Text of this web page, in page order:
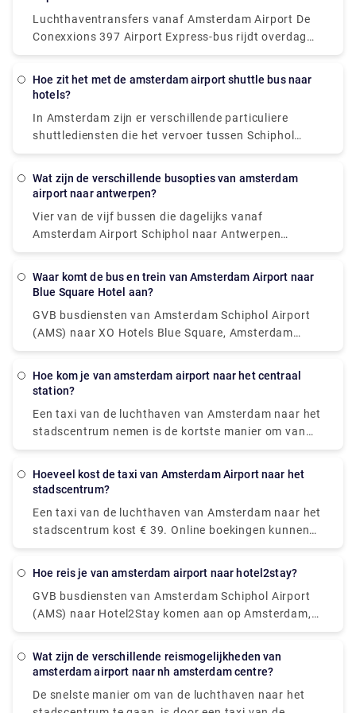
taxi's zijn ook toegankelijk voor mensen die liever
met de auto gaan.
Luchthaventransfers vanaf Amsterdam Airport De
Conexxions 397 Airport Express-bus rijdt overdag
van Amsterdam Airport naar het stadscentrum en
Hoe zit het met de amsterdam airport shuttle bus naar
hotels?
In Amsterdam zijn er verschillende particuliere
shuttlediensten die het vervoer tussen Schiphol
Airport en het stadscentrum verzorgen. De meest
busje, en beide bieden deur-tot-deur service vanaf
Amsterdam.
Wat zijn de verschillende busopties van amsterdam
airport naar antwerpen?
Vier van de vijf bussen die dagelijks vanaf
Amsterdam Airport Schiphol naar Antwerpen
vertrekken, rijden rechtstreeks, waardoor
bussen leggen de reis van 124 km af in gemiddeld 2
kunnen bepaalde bussen u er in slechts 2 uur en 25
minuten brengen. De langzaamste bussen doen er 3
een paar keer overstappen op de route, maar als je
een beperkt budget hebt, kun je misschien een paar
cent besparen.
Waar komt de bus en trein van Amsterdam Airport naar
Blue Square Hotel aan?
GVB busdiensten van Amsterdam Schiphol Airport
(AMS) naar XO Hotels Blue Square, Amsterdam
komen aan in Amsterdam, Burg. Station Roellstraat.
van Amsterdam Schiphol Airport (AMS) naar XO
station Amsterdam Sloterdijk.
Hoe kom je van amsterdam airport naar het centraal
station?
Een taxi van de luchthaven van Amsterdam naar het
stadscentrum nemen is de kortste manier om van
het vliegveld naar het stadscentrum te gaan.
in ongeveer 15-20 minuten op je locatie. De trein is
treinkaartje kost € 5,40 en de reis duurt ongeveer 20
minuten. In tegenstelling tot een lokale transfer, is
uit het vliegtuig stapt. U hoeft niet in de rij te staan
of uit te kijken voor onbevoegde taxi's. Rydue is een
betrouwbare en effectieve dienstverlener voor het
boeken van privé transporten!
Hoeveel kost de taxi van Amsterdam Airport naar het
stadscentrum?
Een taxi van de luchthaven van Amsterdam naar het
stadscentrum kost € 39. Online boekingen kunnen
tot 55€ kosten. Er kunnen echter extra kosten van
laat rijden en reizen op feestdagen.
Hoe reis je van amsterdam airport naar hotel2stay?
GVB busdiensten van Amsterdam Schiphol Airport
(AMS) naar Hotel2Stay komen aan op Amsterdam,
Station Sloterdijk. Terwijl treindiensten van
worden Amsterdam aangeboden door de
station Amsterdam Sloterdijk. De snelste manier om
Wat zijn de verschillende reismogelijkheden van
amsterdam airport naar nh amsterdam centre?
De snelste manier om van de luchthaven naar het